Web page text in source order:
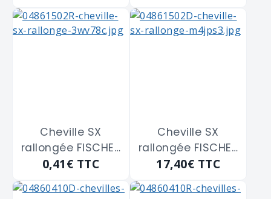
Cheville SX
rallongée FISCHER
"024828" de 8 x
0,41€ TTC
Cheville SX
rallongée FISCHER
"024828" de 8 x
17,40€ TTC